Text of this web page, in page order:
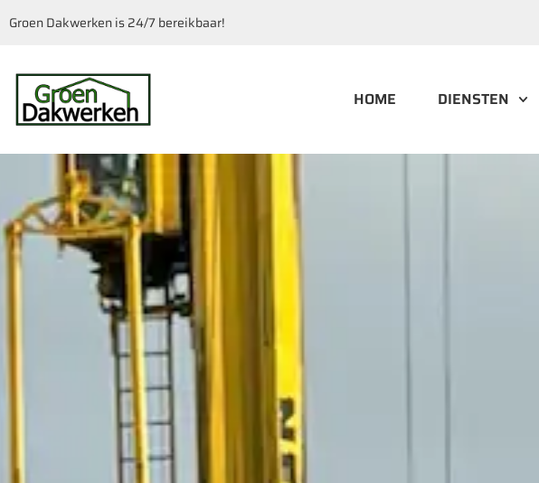
Groen Dakwerken is 24/7 bereikbaar!
HOME DIENSTEN